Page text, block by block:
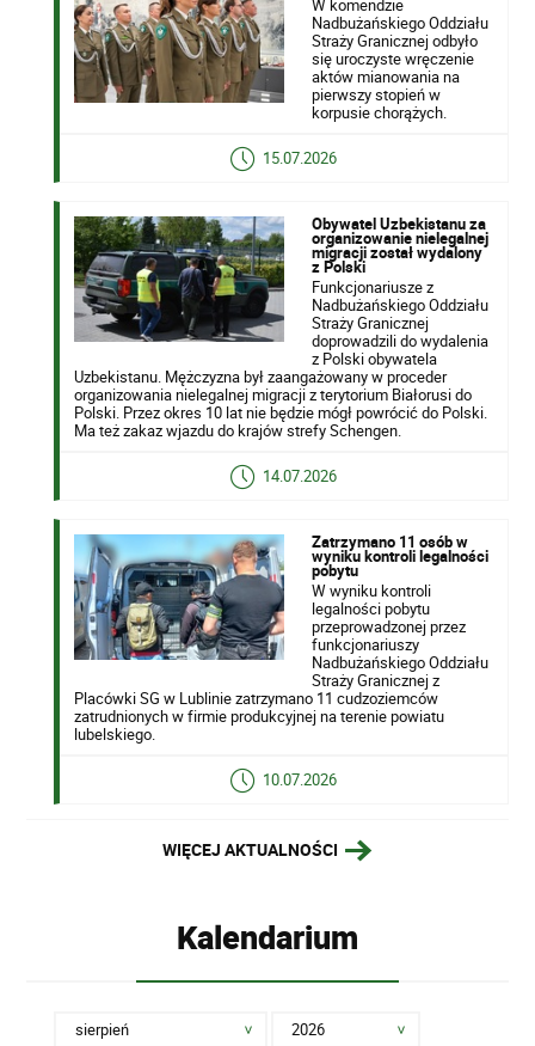
Nadbużańskiego Oddziału
Straży Granicznej odbyło
się uroczyste wręczenie
aktów mianowania na
pierwszy stopień w
korpusie chorążych.
15.07.2026
Obywatel Uzbekistanu za
organizowanie nielegalnej
migracji został wydalony
z Polski
Funkcjonariusze z
Nadbużańskiego Oddziału
Straży Granicznej
doprowadzili do wydalenia
z Polski obywatela
Uzbekistanu. Mężczyzna był zaangażowany w proceder
organizowania nielegalnej migracji z terytorium Białorusi do
Polski. Przez okres 10 lat nie będzie mógł powrócić do Polski.
Ma też zakaz wjazdu do krajów strefy Schengen.
14.07.2026
Zatrzymano 11 osób w
wyniku kontroli legalności
pobytu
W wyniku kontroli
legalności pobytu
przeprowadzonej przez
funkcjonariuszy
Nadbużańskiego Oddziału
Straży Granicznej z
Placówki SG w Lublinie zatrzymano 11 cudzoziemców
zatrudnionych w firmie produkcyjnej na terenie powiatu
lubelskiego.
10.07.2026
WIĘCEJ AKTUALNOŚCI
Kalendarium